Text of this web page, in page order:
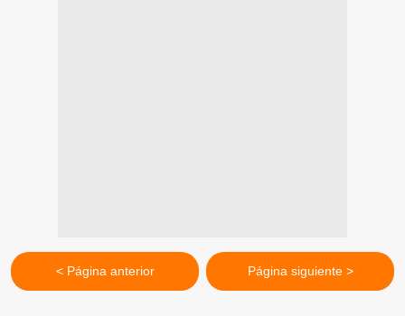
< Página anterior Página siguiente >